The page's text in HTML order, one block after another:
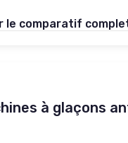
le comparatif
à glaçons